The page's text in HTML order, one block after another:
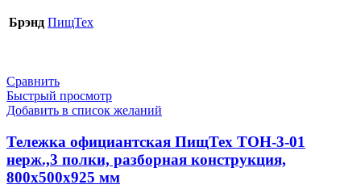
Брэнд ПищТех
Сравнить
Быстрый просмотр
Добавить в список желаний
Тележка официантская ПищТех ТОН-3-01
нерж.,3 полки, разборная конструкция,
800х500х925 мм